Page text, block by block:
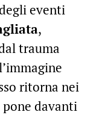
eventi
,
trauma
ritorna nei
pone davanti